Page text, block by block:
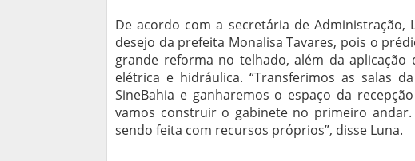
De acordo com a secretária de
desejo da prefeita Monalisa Tavares, pois o
grande reforma no telhado, além da
elétrica e hidráulica. “Transferimos as salas
SineBahia e ganharemos o espaço da
vamos construir o gabinete no primeiro
sendo feita com recursos próprios”, disse Luna.